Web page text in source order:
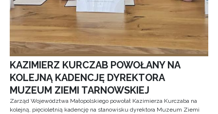
KAZIMIERZ KURCZAB POWOŁANY NA
KOLEJNĄ KADENCJĘ DYREKTORA
MUZEUM ZIEMI TARNOWSKIEJ
Zarząd Województwa Małopolskiego powołał Kazimierza Kurczaba na
kolejną, pięcioletnią kadencję na stanowisku dyrektora Muzeum Ziemi